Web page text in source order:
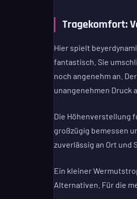
Tragekomfort:
Hier spielt
fantastisch. Sie
noch angenehm an.
unangenehmen Druck
Die Höhenverstellung
großzügig bemessen
zuverlässig an Ort und
Ein kleiner
Alternativen. Für die